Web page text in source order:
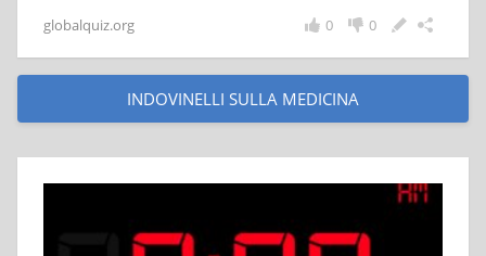
globalquiz.org 0
0
INDOVINELLI SULLA MEDICINA